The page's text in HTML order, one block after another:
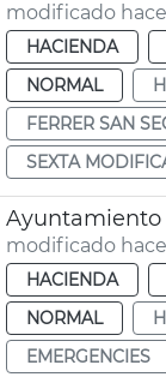
modificado hace
HACIENDA
NORMAL
FERRER SAN
SEXTA
Ayuntamiento
modificado hace
HACIENDA
NORMAL
EMERGENCIES